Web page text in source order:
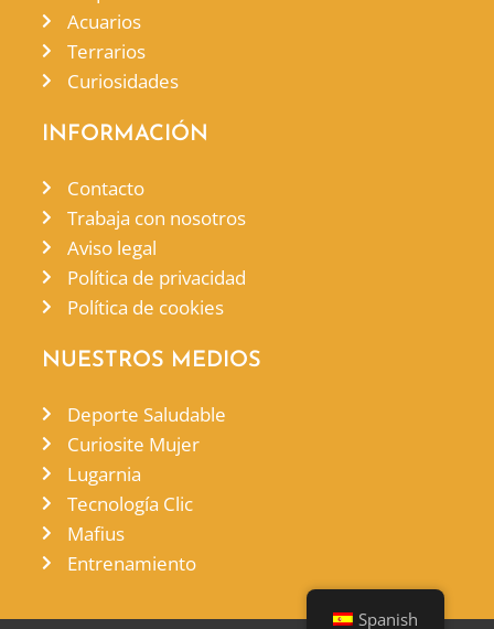
Acuarios
Terrarios
Curiosidades
INFORMACIÓN
Contacto
Trabaja con nosotros
Aviso legal
Política de privacidad
Política de cookies
NUESTROS MEDIOS
Deporte Saludable
Curiosite Mujer
Lugarnia
Tecnología Clic
Mafius
Entrenamiento
Spanish